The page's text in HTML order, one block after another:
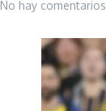
No hay comentarios